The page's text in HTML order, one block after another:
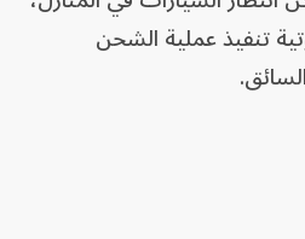
تنفيذ عملية الشحن